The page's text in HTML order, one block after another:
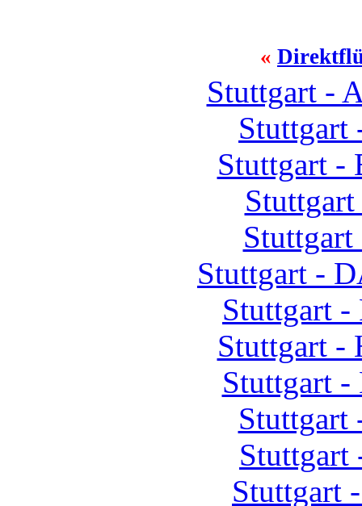
«
Stuttgart -
Stuttgart
Stuttgart -
Stuttgart -
Stuttgart
Stuttgart -
Stuttgart -
Stuttgart
Stuttgart
Stuttgart